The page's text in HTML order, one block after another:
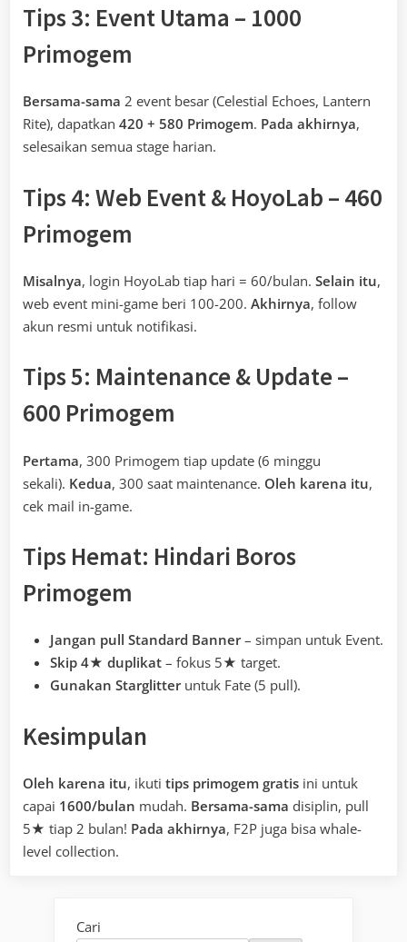
Tips 3: Event Utama – 1000
Primogem
Bersama-sama 2 event besar (Celestial Echoes, Lantern
Rite), dapatkan 420 + 580 Primogem. Pada akhirnya,
selesaikan semua stage harian.
Tips 4: Web Event & HoyoLab – 460
Primogem
Misalnya, login HoyoLab tiap hari = 60/bulan. Selain itu,
web event mini-game beri 100-200. Akhirnya, follow
akun resmi untuk notifikasi.
Tips 5: Maintenance & Update –
600 Primogem
Pertama, 300 Primogem tiap update (6 minggu
sekali). Kedua, 300 saat maintenance. Oleh karena itu,
cek mail in-game.
Tips Hemat: Hindari Boros
Primogem
Jangan pull Standard Banner– simpan untuk Event.
Skip 4★ duplikat – fokus 5★ target.
Gunakan Starglitteruntuk Fate (5 pull).
Kesimpulan
Oleh karena itu, ikuti tips primogem gratis ini untuk
capai 1600/bulan mudah. Bersama-sama disiplin, pull
5★ tiap 2 bulan! Pada akhirnya, F2P juga bisa whale-
level collection.
Cari